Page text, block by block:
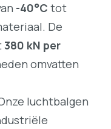
-40°C tot
De
380 kN per
omvatten
luchtbalgen